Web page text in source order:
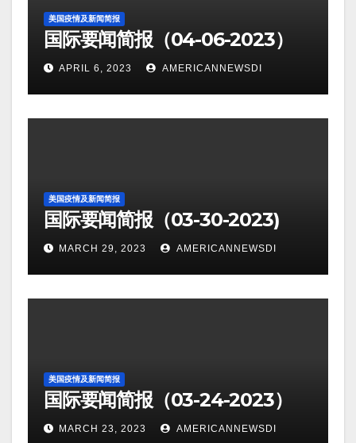
美国疫情及新闻简报
国际要闻简报（04-06-2023）
APRIL 6, 2023 AMERICANNEWSDI
美国疫情及新闻简报
国际要闻简报（03-30-2023)
MARCH 29, 2023 AMERICANNEWSDI
美国疫情及新闻简报
国际要闻简报（03-24-2023）
MARCH 23, 2023 AMERICANNEWSDI